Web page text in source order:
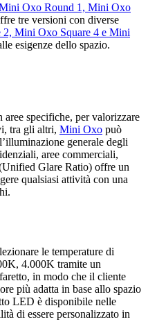
Oxo Round 1, Mini Oxo
tre versioni con diverse
Mini Oxo Square 4 e Mini
esigenze dello spazio.
specifiche, per valorizzare
tra gli altri, Mini Oxo può
generale degli
aree commerciali,
Glare Ratio) offre un
qualsiasi attività con una
le temperature di
4.000K tramite un
in modo che il cliente
più adatta in base allo spazio
LED è disponibile nelle
di essere personalizzato in